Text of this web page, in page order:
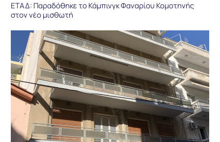
ΕΤΑΔ: Παραδόθηκε το Κάμπινγκ Φαναρίου Κομοτηνής
στον νέο μισθωτή